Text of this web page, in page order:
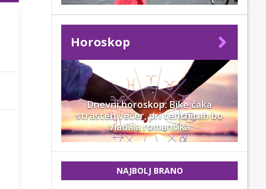
Horoskop
Dnevni horoskop: Bike čaka
strasten večer, pri tehtnicah bo
vladala romantika
NAJBOLJ BRANO